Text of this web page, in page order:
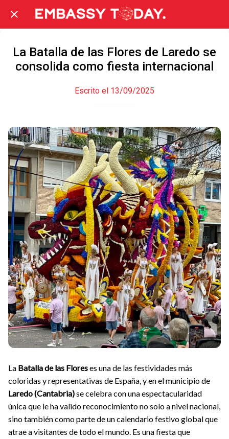
La Batalla de las Flores de Laredo se
consolida como fiesta internacional
Escrito el 13/09/2025
La Batalla de las Floreses una de las festividades más
coloridas y representativas de España, y en el municipio de
Laredo (Cantabria)se celebra con una espectacularidad
única que le ha valido reconocimiento no solo a nivel nacional,
sino también como parte de un calendario festivo global que
atrae a visitantes de todo el mundo. Es una fiesta que